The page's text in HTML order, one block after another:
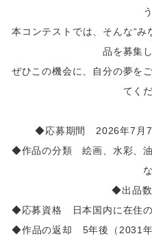
本コンテストでは、そんな“
品を募集
ぜひこの機会に、自分の夢を
てく
◆応募期間 2026年7月7
◆作品の分類 絵画、水彩、油
◆出品
◆応募資格 日本国内に在住の
◆作品の返却 5年後（2031年